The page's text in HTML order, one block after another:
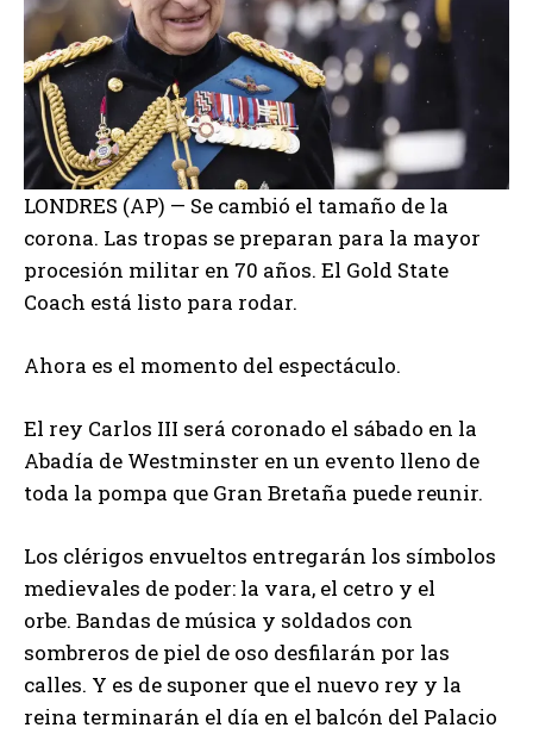
LONDRES (AP) — Se cambió el tamaño de la
corona. Las tropas se preparan para la mayor
procesión militar en 70 años. El Gold State
Coach está listo para rodar.
Ahora es el momento del espectáculo.
El rey Carlos III será coronado el sábado en la
Abadía de Westminster en un evento lleno de
toda la pompa que Gran Bretaña puede reunir.
Los clérigos envueltos entregarán los símbolos
medievales de poder: la vara, el cetro y el
orbe. Bandas de música y soldados con
sombreros de piel de oso desfilarán por las
calles. Y es de suponer que el nuevo rey y la
reina terminarán el día en el balcón del Palacio